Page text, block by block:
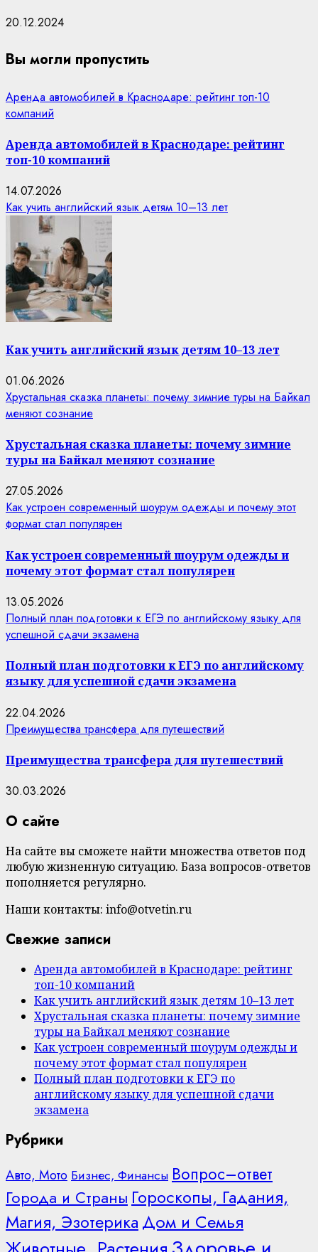
20.12.2024
Вы могли пропустить
Аренда автомобилей в Краснодаре: рейтинг топ-10
компаний
Аренда автомобилей в Краснодаре: рейтинг
топ-10 компаний
14.07.2026
Как учить английский язык детям 10–13 лет
Как учить английский язык детям 10–13 лет
01.06.2026
Хрустальная сказка планеты: почему зимние туры на Байкал
меняют сознание
Хрустальная сказка планеты: почему зимние
туры на Байкал меняют сознание
27.05.2026
Как устроен современный шоурум одежды и почему этот
формат стал популярен
Как устроен современный шоурум одежды и
почему этот формат стал популярен
13.05.2026
Полный план подготовки к ЕГЭ по английскому языку для
успешной сдачи экзамена
Полный план подготовки к ЕГЭ по английскому
языку для успешной сдачи экзамена
22.04.2026
Преимущества трансфера для путешествий
Преимущества трансфера для путешествий
30.03.2026
О сайте
На сайте вы сможете найти множества ответов под
любую жизненную ситуацию. База вопросов-ответов
пополняется регулярно.
Наши контакты: info@otvetin.ru
Свежие записи
Аренда автомобилей в Краснодаре: рейтинг
топ-10 компаний
Как учить английский язык детям 10–13 лет
Хрустальная сказка планеты: почему зимние
туры на Байкал меняют сознание
Как устроен современный шоурум одежды и
почему этот формат стал популярен
Полный план подготовки к ЕГЭ по
английскому языку для успешной сдачи
экзамена
Рубрики
Авто, Мото Бизнес, Финансы Вопрос–ответ
Города и Страны Гороскопы, Гадания,
Магия, Эзотерика Дом и Семья